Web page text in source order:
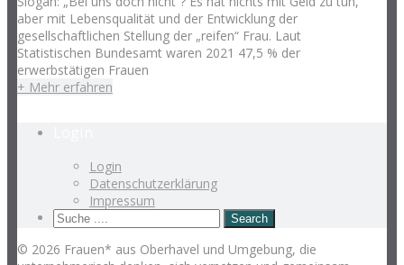
aber mit Lebensqualität und der Entwicklung der
gesellschaftlichen Stellung der „reifen“ Frau. Laut
Statistischen Bundesamt waren 2021 47,5 % der
erwerbstätigen Frauen
+ Mehr erfahren
Login
Datenschutzerklärung
Impressum
© 2026 Frauen* aus Oberhavel und Umgebung, die